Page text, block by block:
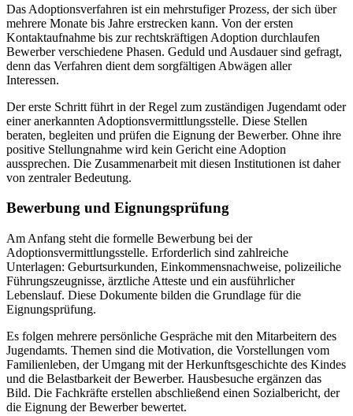
Das Adoptionsverfahren ist ein mehrstufiger Prozess, der sich über
mehrere Monate bis Jahre erstrecken kann. Von der ersten
Kontaktaufnahme bis zur rechtskräftigen Adoption durchlaufen
Bewerber verschiedene Phasen. Geduld und Ausdauer sind gefragt,
denn das Verfahren dient dem sorgfältigen Abwägen aller
Interessen.
Der erste Schritt führt in der Regel zum zuständigen Jugendamt oder
einer anerkannten Adoptionsvermittlungsstelle. Diese Stellen
beraten, begleiten und prüfen die Eignung der Bewerber. Ohne ihre
positive Stellungnahme wird kein Gericht eine Adoption
aussprechen. Die Zusammenarbeit mit diesen Institutionen ist daher
von zentraler Bedeutung.
Bewerbung und Eignungsprüfung
Am Anfang steht die formelle Bewerbung bei der
Adoptionsvermittlungsstelle. Erforderlich sind zahlreiche
Unterlagen: Geburtsurkunden, Einkommensnachweise, polizeiliche
Führungszeugnisse, ärztliche Atteste und ein ausführlicher
Lebenslauf. Diese Dokumente bilden die Grundlage für die
Eignungsprüfung.
Es folgen mehrere persönliche Gespräche mit den Mitarbeitern des
Jugendamts. Themen sind die Motivation, die Vorstellungen vom
Familienleben, der Umgang mit der Herkunftsgeschichte des Kindes
und die Belastbarkeit der Bewerber. Hausbesuche ergänzen das
Bild. Die Fachkräfte erstellen abschließend einen Sozialbericht, der
die Eignung der Bewerber bewertet.